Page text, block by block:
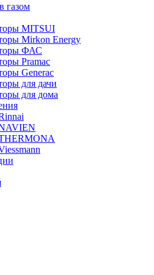
газом
MITSUI
Mirkon Energy
ФАС
Pramac
Generac
для дачи
для дома